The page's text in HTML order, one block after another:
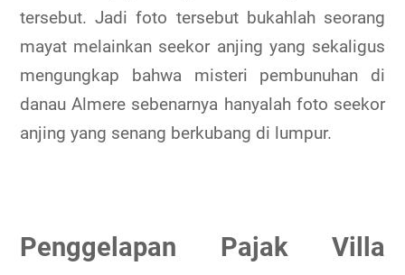
tersebut. Jadi foto tersebut bukahlah seorang
mayat melainkan seekor anjing yang sekaligus
mengungkap bahwa misteri pembunuhan di
danau Almere sebenarnya hanyalah foto seekor
anjing yang senang berkubang di lumpur.
Penggelapan Pajak Villa